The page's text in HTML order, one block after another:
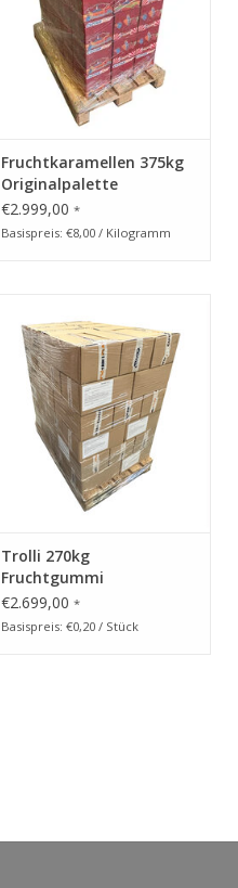
Fruchtkaramellen 375kg
Originalpalette
€2.999,00 *
Basispreis: €8,00 / Kilogramm
Palette, Karneval Süßigkeiten Mix
Karton mit Trolli Fruchtgummi in
Einzelverpackung
ZUM WARENKORB HINZUFÜGEN
Trolli 270kg
Fruchtgummi
€2.699,00 *
Basispreis: €0,20 / Stück